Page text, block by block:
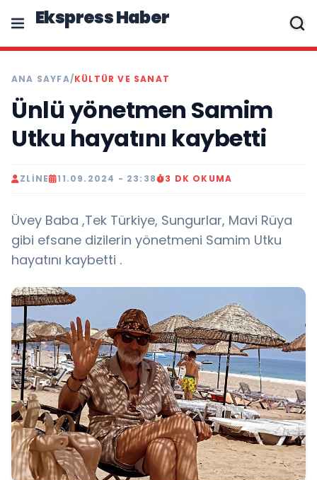
Ekspress Haber
ANA SAYFA/KÜLTÜR VE SANAT
Ünlü yönetmen Samim
Utku hayatını kaybetti
ZLINE 11.09.2024 - 23:38 3 DK OKUMA
Üvey Baba ,Tek Türkiye, Sungurlar, Mavi Rüya
gibi efsane dizilerin yönetmeni Samim Utku
hayatını kaybetti .